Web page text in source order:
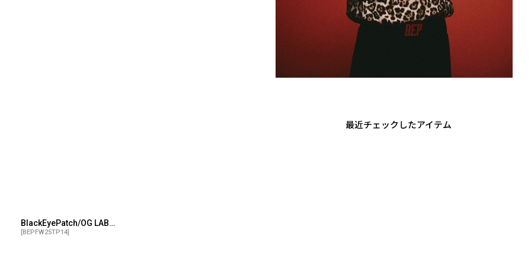
最近チェックしたアイテム
BlackEyePatch/OG LABEL LEOPARD PATTERNED PULLOVER FLEECE（MULTI）
[BEPFW25TP14]